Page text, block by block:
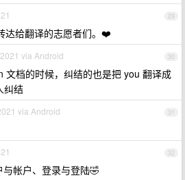
29
达给翻译的志愿者们。❤️️
30
via Android
文档的时候，纠结的也是把 you 翻译成
纠结
31
via Android
32
与帐户、登录与登陆🤣